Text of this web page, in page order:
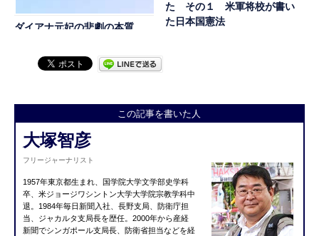
ダイアナ元妃の悲劇の本質
た その１ 米軍将校が書い
た日本国憲法
この記事を書いた人
大塚智彦
フリージャーナリスト
1957年東京都生まれ、国学院大学文学部史学科
卒、米ジョージワシントン大学大学院宗教学科中
退。1984年毎日新聞入社、長野支局、防衛庁担
当、ジャカルタ支局長を歴任。2000年から産経
新聞でシンガポール支局長、防衛省担当などを経